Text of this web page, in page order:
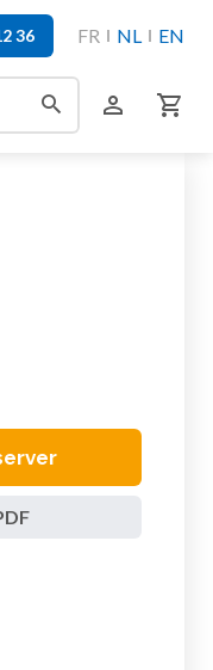
36 FR NL EN